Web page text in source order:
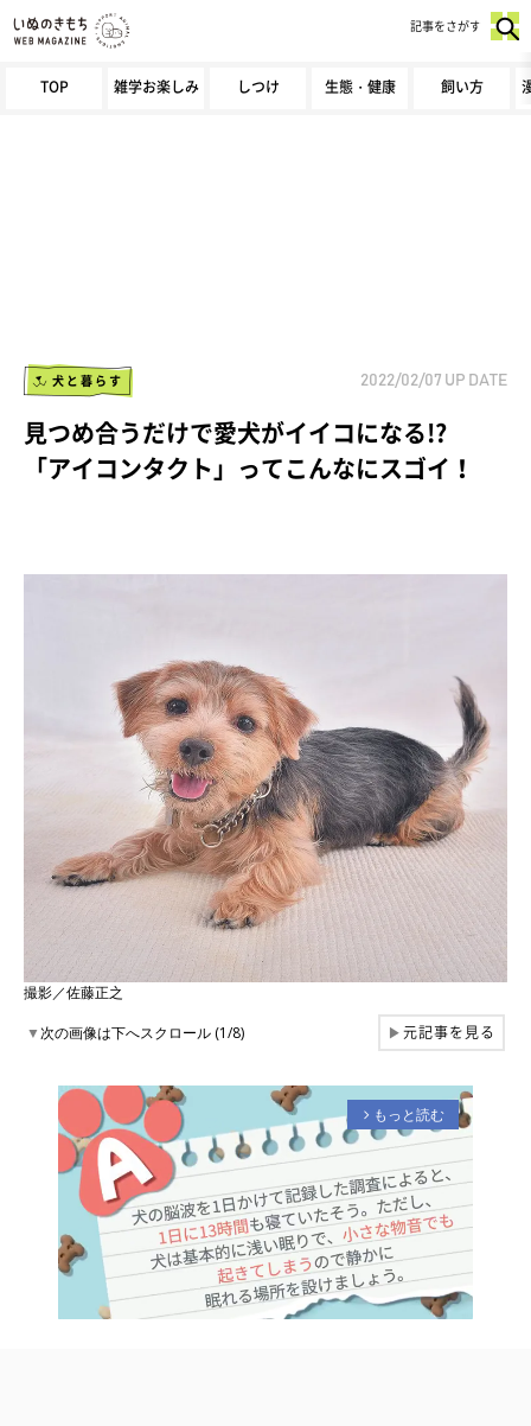
TOP 雑学お楽しみ しつけ 生態・健康 飼い方
記事をさがす
犬と暮らす 2022/02/07 UP DATE
見つめ合うだけで愛犬がイイコになる!?
「アイコンタクト」ってこんなにスゴイ！
撮影／佐藤正之
▼次の画像は下へスクロール (1/8) ▶元記事を見る
arrow_forward_ios もっと読む